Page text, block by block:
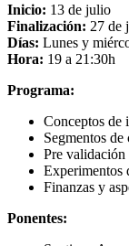
Inicio: 13 de julio
Finalización: 27 de
Días: Lunes y
Hora: 19 a 21:30h
Programa:
Conceptos de
Segmentos
Pre validación
Experimentos
Finanzas y
Ponentes: